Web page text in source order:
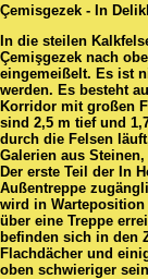
Çemisgezek - In
In die steilen
Çemişgezek nach
eingemeißelt. Es ist
werden. Es besteht
Korridor mit großen
sind 2,5 m tief und
durch die Felsen
Galerien aus
Der erste Teil der In
Außentreppe
wird in Warteposition
über eine Treppe
befinden sich in den
Flachdächer und
oben schwieriger